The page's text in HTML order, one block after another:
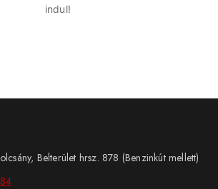
indul!
Belterület hrsz. 878 (Benzinkút mellett)